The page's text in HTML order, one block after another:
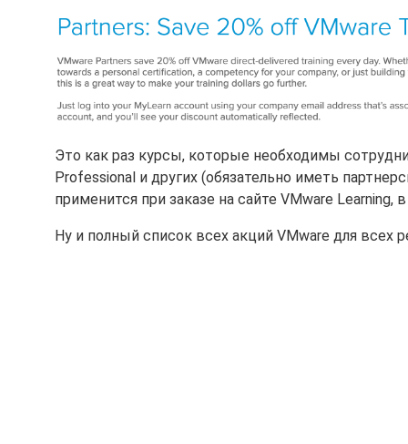
Это как раз курсы, которые необходимы
Professional и других (обязательно иметь
применится при заказе на сайте VMware
Ну и полный список всех акций VMware для